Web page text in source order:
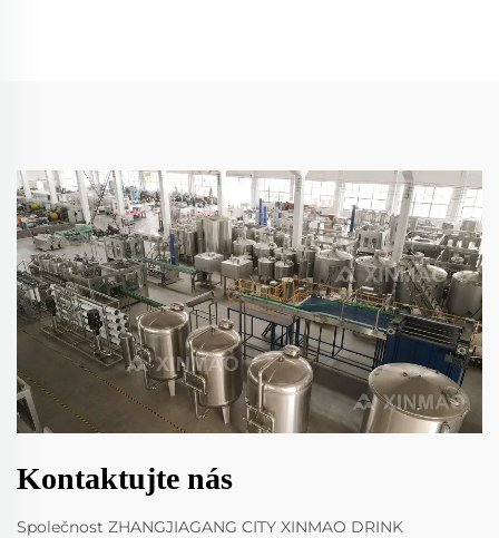
Kontaktujte nás
Společnost ZHANGJIAGANG CITY XINMAO DRINK